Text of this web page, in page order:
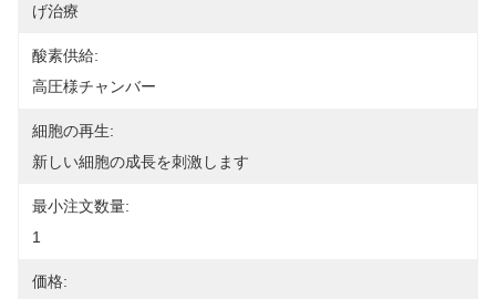
げ治療
酸素供給:
高圧様チャンバー
細胞の再生:
新しい細胞の成長を刺激します
最小注文数量:
1
価格: